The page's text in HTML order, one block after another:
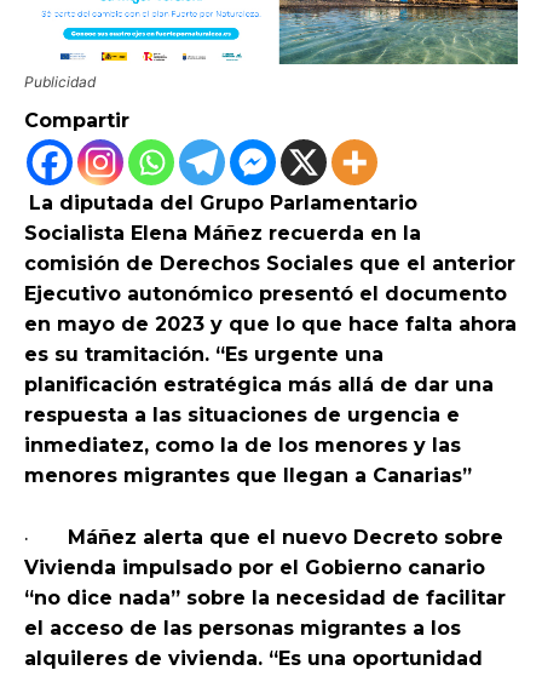
Publicidad
Compartir
La diputada del Grupo Parlamentario
Socialista Elena Máñez recuerda en la
comisión de Derechos Sociales que el anterior
Ejecutivo autonómico presentó el documento
en mayo de 2023 y que lo que hace falta ahora
es su tramitación. “Es urgente una
planificación estratégica más allá de dar una
respuesta a las situaciones de urgencia e
inmediatez, como la de los menores y las
menores migrantes que llegan a Canarias”
·
Máñez alerta que el nuevo Decreto sobre
Vivienda impulsado por el Gobierno canario
“no dice nada” sobre la necesidad de facilitar
el acceso de las personas migrantes a los
alquileres de vivienda. “Es una oportunidad